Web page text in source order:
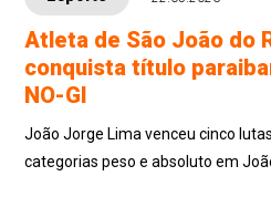
Atleta de São João do
conquista título
NO-GI
João Jorge Lima venceu cinco
categorias peso e absoluto em